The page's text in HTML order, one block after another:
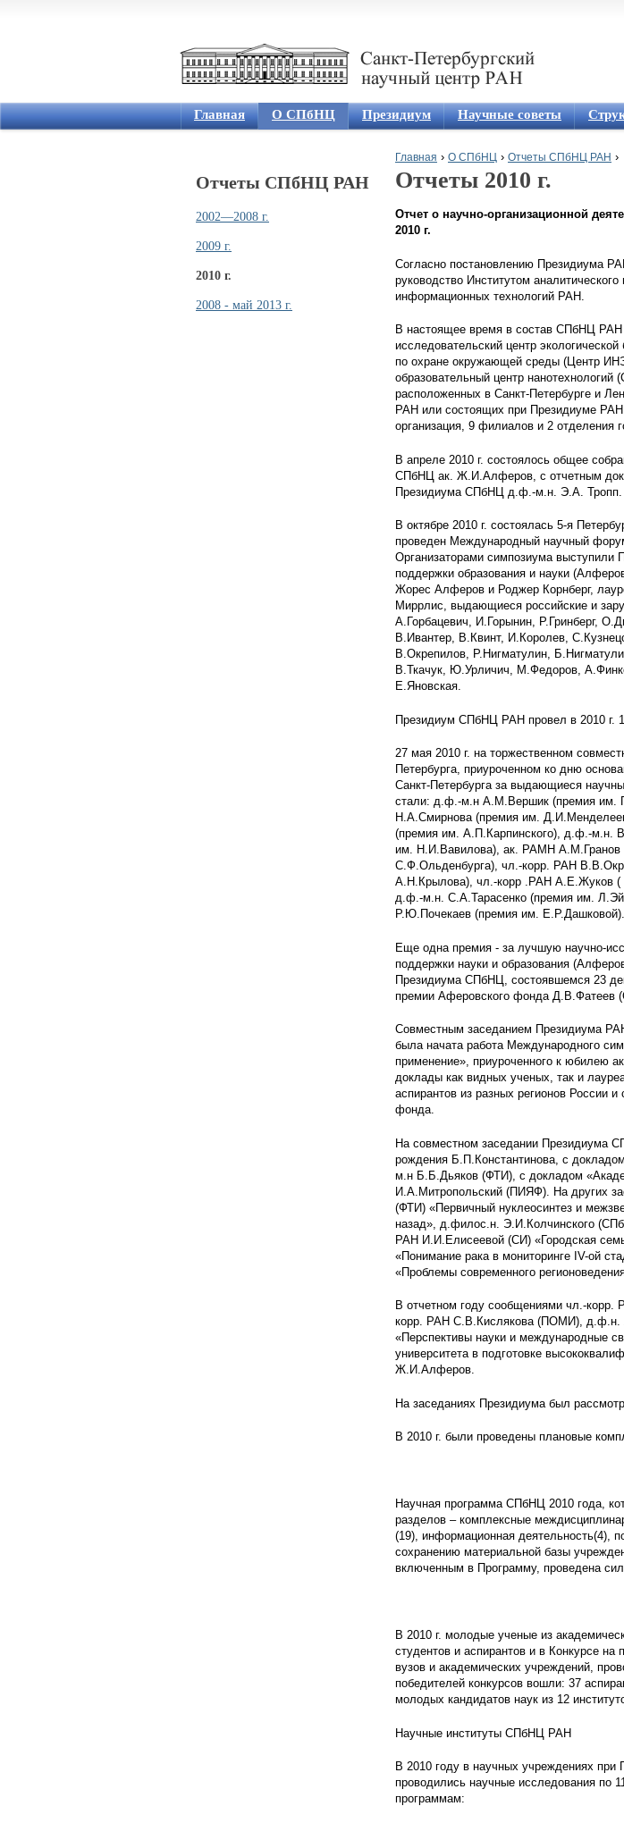
Главная О СПбНЦ Президиум Научные советы
Вы здесь
Главная › О СПбНЦ › Отчеты СПбНЦ РАН ›
Отчеты 2010 г.
Отчет о научно-организационной
2010 г.
Согласно постановлению Президиума
руководство Институтом
информационных технологий РАН.
В настоящее время в состав СПбНЦ РАН
исследовательский центр
по охране окружающей среды (Центр
образовательный центр
расположенных в Санкт-Петербурге и
РАН или состоящих при Президиуме
организация, 9 филиалов и 2 отделения
В апреле 2010 г. состоялось общее
СПбНЦ ак. Ж.И.Алферов, с отчетным
Президиума СПбНЦ д.ф.-м.н. Э.А. Тропп.
В октябре 2010 г. состоялась 5-я
проведен Международный научный
Организаторами симпозиума
поддержки образования и науки
Жорес Алферов и Роджер Корнберг,
Миррлис, выдающиеся российские и
А.Горбацевич, И.Горынин, Р.Гринберг,
В.Ивантер, В.Квинт, И.Королев,
В.Окрепилов, Р.Нигматулин,
В.Ткачук, Ю.Урличич, М.Федоров,
Е.Яновская.
Президиум СПбНЦ РАН провел в 2010 г.
27 мая 2010 г. на торжественном
Петербурга, приуроченном ко дню
Санкт-Петербурга за выдающиеся
стали: д.ф.-м.н А.М.Вершик (премия им.
Н.А.Смирнова (премия им.
(премия им. А.П.Карпинского), д.ф.-м.н.
им. Н.И.Вавилова), ак. РАМН А.М.Гранов
С.Ф.Ольденбурга), чл.-корр. РАН
А.Н.Крылова), чл.-корр .РАН А.Е.Жуков
д.ф.-м.н. С.А.Тарасенко (премия им.
Р.Ю.Почекаев (премия им. Е.Р.Дашковой).
Еще одна премия - за лучшую научно-
поддержки науки и образования
Президиума СПбНЦ, состоявшемся 23
премии Аферовского фонда Д.В.Фатеев
Совместным заседанием Президиума
была начата работа Международного
применение», приуроченного к юбилею
доклады как видных ученых, так и
аспирантов из разных регионов России
фонда.
На совместном заседании Президиума
рождения Б.П.Константинова, с
м.н Б.Б.Дьяков (ФТИ), с докладом
И.А.Митропольский (ПИЯФ). На других
(ФТИ) «Первичный нуклеосинтез и
назад», д.филос.н. Э.И.Колчинского
РАН И.И.Елисеевой (СИ) «Городская
«Понимание рака в мониторинге IV-ой
«Проблемы современного
В отчетном году сообщениями чл.-
корр. РАН С.В.Кислякова (ПОМИ), д.ф.н.
«Перспективы науки и международные
университета в подготовке
Ж.И.Алферов.
На заседаниях Президиума был
В 2010 г. были проведены плановые
Научная программа СПбНЦ 2010 года,
разделов – комплексные
(19), информационная деятельность(4),
сохранению материальной базы
включенным в Программу, проведена
В 2010 г. молодые ученые из
студентов и аспирантов и в Конкурсе
вузов и академических учреждений,
победителей конкурсов вошли: 37
молодых кандидатов наук из 12
Научные институты СПбНЦ РАН
В 2010 году в научных учреждениях
проводились научные исследования по
программам:
Отчеты СПбНЦ РАН
2002—2008 г.
2009 г.
2010 г.
2008 - май 2013 г.